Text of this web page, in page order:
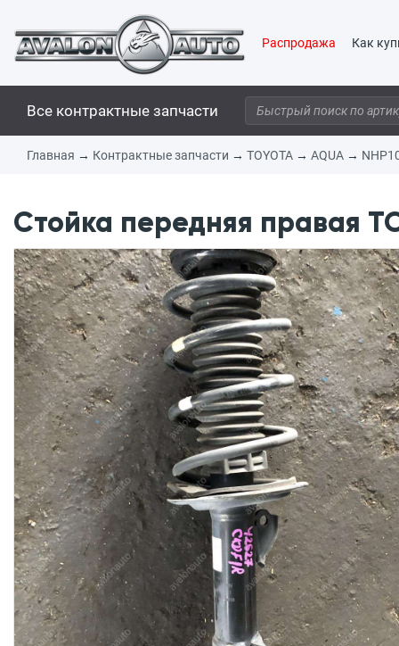
Распродажа Как
Все контрактные запчасти
Главная → Контрактные запчасти → TOYOTA → AQUA →
Стойка передняя правая